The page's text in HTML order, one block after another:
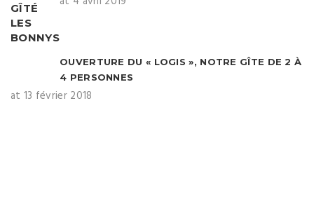
OUVERTURE DU « LOGIS », NOTRE GÎTE DE 2 À
4 PERSONNES
at 13 février 2018